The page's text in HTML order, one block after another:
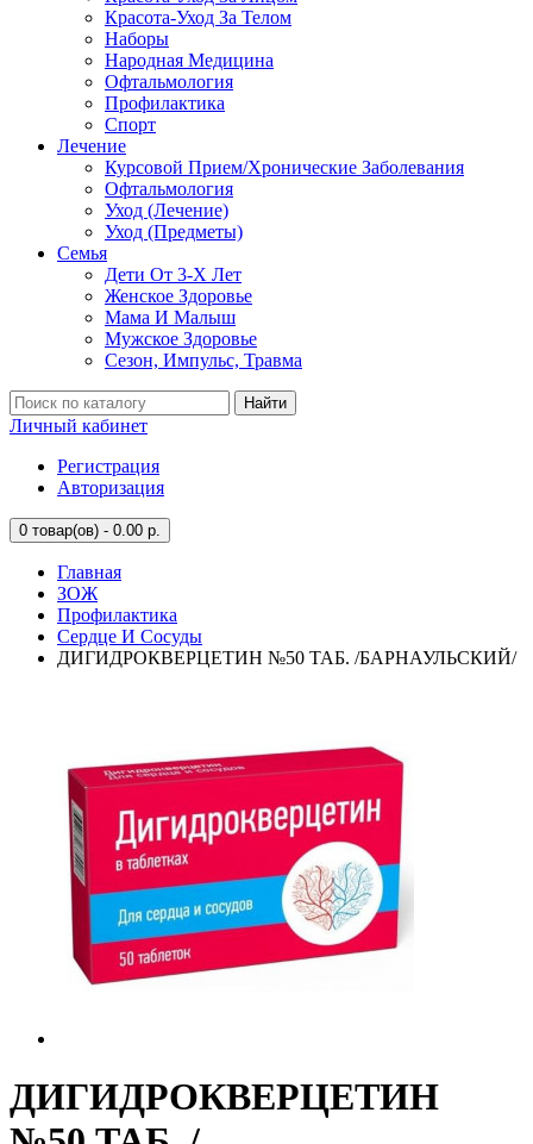
Красота-Уход За Телом
Наборы
Народная Медицина
Офтальмология
Профилактика
Спорт
Лечение
Курсовой Прием/Хронические Заболевания
Офтальмология
Уход (Лечение)
Уход (Предметы)
Семья
Дети От 3-Х Лет
Женское Здоровье
Мама И Малыш
Мужское Здоровье
Сезон, Импульс, Травма
Найти
Личный кабинет
Регистрация
Авторизация
0 товар(ов) - 0.00 р.
Главная
ЗОЖ
Профилактика
Сердце И Сосуды
ДИГИДРОКВЕРЦЕТИН №50 ТАБ. /БАРНАУЛЬСКИЙ/
ДИГИДРОКВЕРЦЕТИН